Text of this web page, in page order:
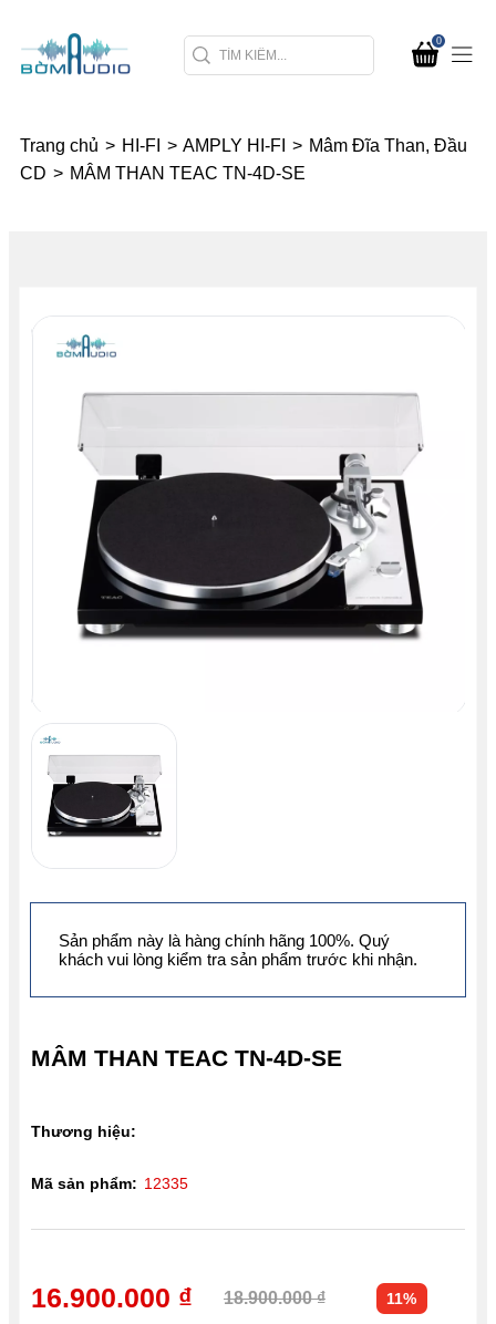
0
Trang chủ > HI-FI > AMPLY HI-FI > Mâm Đĩa Than, Đầu
CD > MÂM THAN TEAC TN-4D-SE
MÂM THAN TEAC TN-4D-SE
16.900.000 ₫ 18.900.000 ₫ 11%
Thương hiệu:
Mã sản phẩm: 12335
Sản phẩm này là hàng chính hãng 100%. Quý
khách vui lòng kiểm tra sản phẩm trước khi nhận.